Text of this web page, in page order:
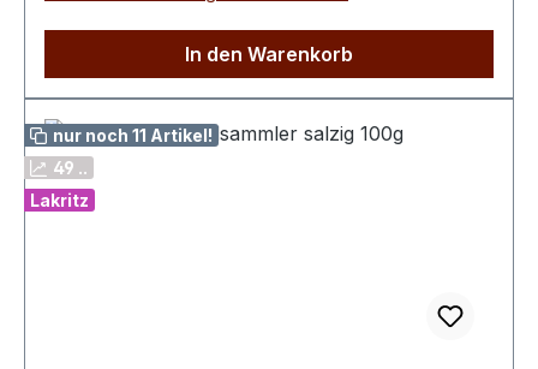
In den Warenkorb
nur noch 11 Artikel!
49 ..
Lakritz